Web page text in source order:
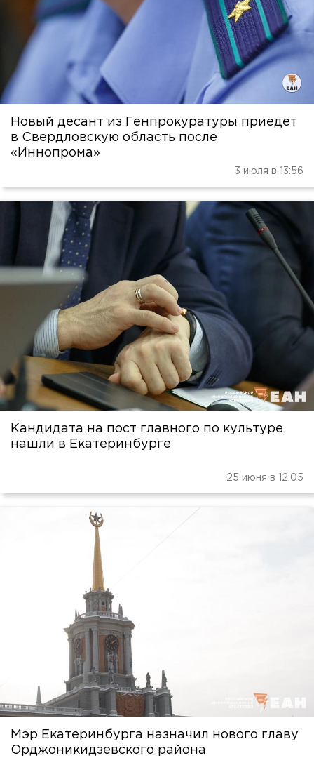
Новый десант из Генпрокуратуры приедет
в Свердловскую область после
«Иннопрома»
3 июля в 13:56
Кандидата на пост главного по культуре
нашли в Екатеринбурге
25 июня в 12:05
Мэр Екатеринбурга назначил нового главу
Орджоникидзевского района